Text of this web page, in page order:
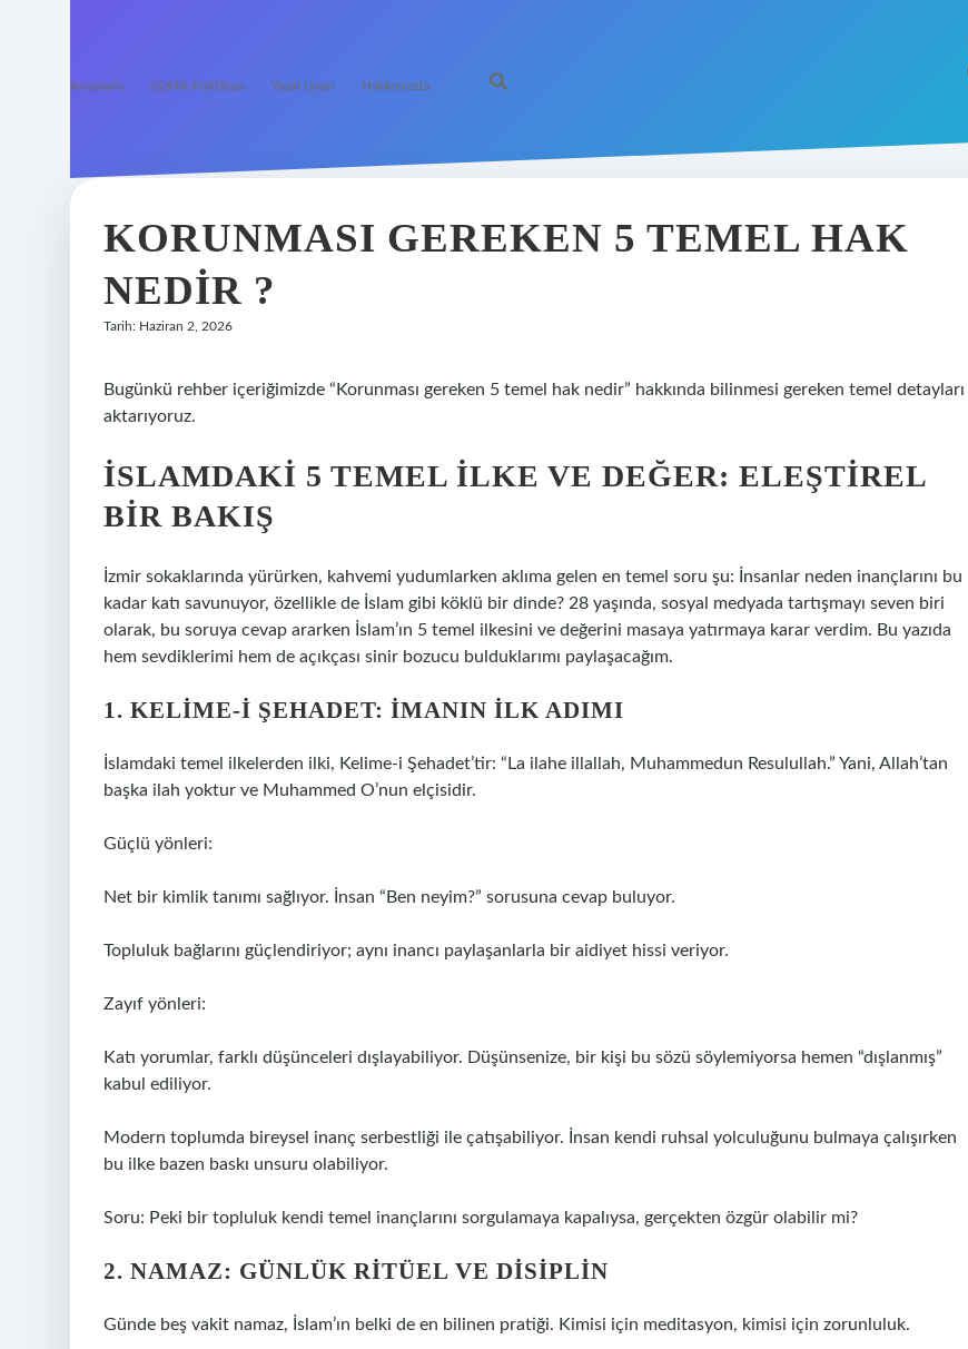
Anasayfa Gizlilik Politikası Yasal Uyarı Hakkımızda
KORUNMASI GEREKEN 5 TEMEL HAK
NEDIR ?
Tarih: Haziran 2, 2026
Bugünkü rehber içeriğimizde “Korunması gereken 5 temel hak nedir” hakkında bilinmesi gereken temel detayları
aktarıyoruz.
İSLAMDAKI 5 TEMEL İLKE VE DEĞER: ELEŞTIREL
BIR BAKIŞ
İzmir sokaklarında yürürken, kahvemi yudumlarken aklıma gelen en temel soru şu: İnsanlar neden inançlarını bu
kadar katı savunuyor, özellikle de İslam gibi köklü bir dinde? 28 yaşında, sosyal medyada tartışmayı seven biri
olarak, bu soruya cevap ararken İslam’ın 5 temel ilkesini ve değerini masaya yatırmaya karar verdim. Bu yazıda
hem sevdiklerimi hem de açıkçası sinir bozucu bulduklarımı paylaşacağım.
1. KELIME-I ŞEHADET: İMANIN İLK ADIMI
İslamdaki temel ilkelerden ilki, Kelime-i Şehadet’tir: “La ilahe illallah, Muhammedun Resulullah.” Yani, Allah’tan
başka ilah yoktur ve Muhammed O’nun elçisidir.
Güçlü yönleri:
Net bir kimlik tanımı sağlıyor. İnsan “Ben neyim?” sorusuna cevap buluyor.
Topluluk bağlarını güçlendiriyor; aynı inancı paylaşanlarla bir aidiyet hissi veriyor.
Zayıf yönleri:
Katı yorumlar, farklı düşünceleri dışlayabiliyor. Düşünsenize, bir kişi bu sözü söylemiyorsa hemen “dışlanmış”
kabul ediliyor.
Modern toplumda bireysel inanç serbestliği ile çatışabiliyor. İnsan kendi ruhsal yolculuğunu bulmaya çalışırken
bu ilke bazen baskı unsuru olabiliyor.
Soru: Peki bir topluluk kendi temel inançlarını sorgulamaya kapalıysa, gerçekten özgür olabilir mi?
2. NAMAZ: GÜNLÜK RITÜEL VE DISIPLIN
Günde beş vakit namaz, İslam’ın belki de en bilinen pratiği. Kimisi için meditasyon, kimisi için zorunluluk.